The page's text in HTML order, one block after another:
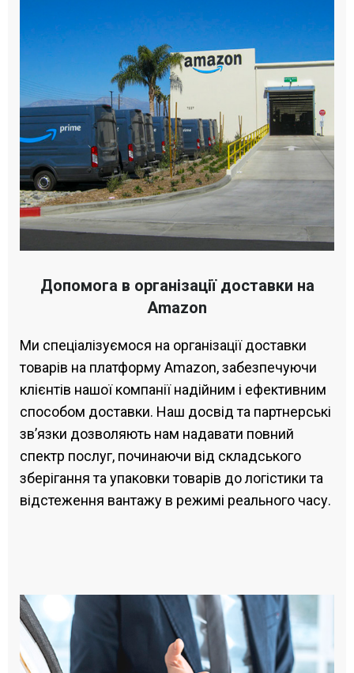
Допомога в організації доставки на
Amazon
Ми спеціалізуємося на організації доставки
товарів на платформу Amazon, забезпечуючи
клієнтів нашої компанії надійним і ефективним
способом доставки. Наш досвід та партнерські
зв’язки дозволяють нам надавати повний
спектр послуг, починаючи від складського
зберігання та упаковки товарів до логістики та
відстеження вантажу в режимі реального часу.